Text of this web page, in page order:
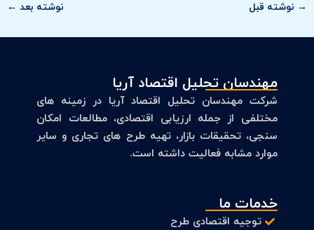
→ نوشته قبل نوشته بعد ←
مهندسان تحلیل اقتصاد آریا
شرکت مهندسان تحلیل اقتصاد آریا در زمینه های
مختلفی از جمله ارزیابی اقتصادی، مطالعات امکان
سنجی، تحقیقات بازار، تهیه طرح های تجاری و سایر
موارد مشابه فعالیت داشته است.
خدمات ما
توجیه اقتصادی طرح